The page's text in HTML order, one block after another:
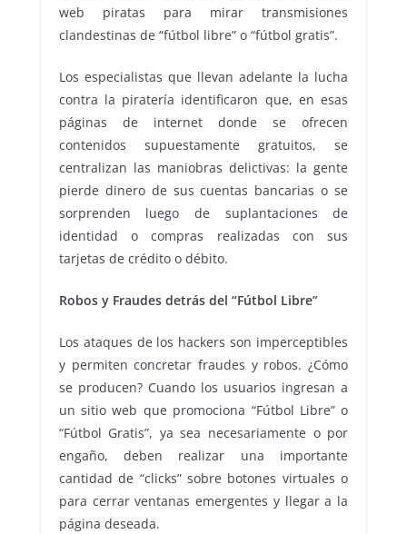
web piratas para mirar transmisiones
clandestinas de “fútbol libre” o “fútbol gratis”.
Los especialistas que llevan adelante la lucha
contra la piratería identificaron que, en esas
páginas de internet donde se ofrecen
contenidos supuestamente gratuitos, se
centralizan las maniobras delictivas: la gente
pierde dinero de sus cuentas bancarias o se
sorprenden luego de suplantaciones de
identidad o compras realizadas con sus
tarjetas de crédito o débito.
Robos y Fraudes detrás del “Fútbol Libre”
Los ataques de los hackers son imperceptibles
y permiten concretar fraudes y robos. ¿Cómo
se producen? Cuando los usuarios ingresan a
un sitio web que promociona “Fútbol Libre” o
“Fútbol Gratis”, ya sea necesariamente o por
engaño, deben realizar una importante
cantidad de “clicks” sobre botones virtuales o
para cerrar ventanas emergentes y llegar a la
página deseada.